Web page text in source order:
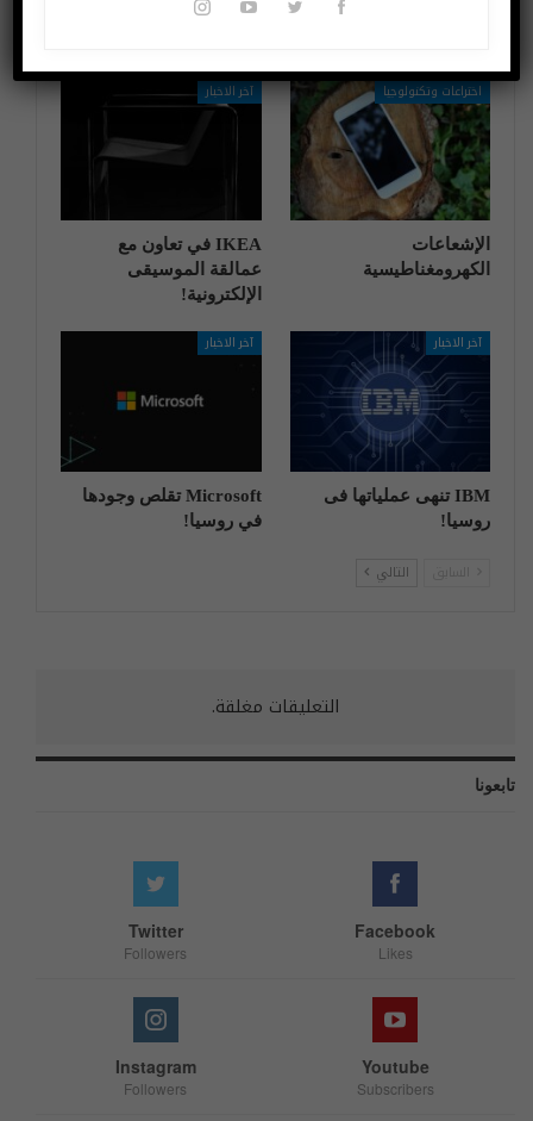
اختراعات وتكنولوجيا
الإشعاعات
الكهرومغناطيسية
آخر الاخبار
IKEA في تعاون مع
عمالقة الموسيقى
الإلكترونية!
آخر الاخبار
IBM تنهی عملیاتها فی
روسیا!
آخر الاخبار
Microsoft تقلص وجودها
في روسيا!
التالي
التعليقات مغلقة.
تابعونا
Facebook
Likes
Twitter
Followers
Youtube
Subscribers
Instagram
Followers